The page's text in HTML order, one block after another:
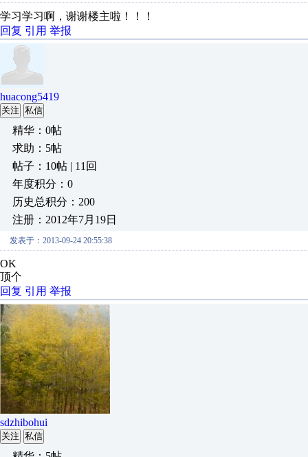
学习学习啊，谢谢楼主啦！！！
回复 引用 举报
huacong5419
关注 私信
精华：0帖
求助：5帖
帖子：10帖 | 11回
年度积分：0
历史总积分：200
注册：2012年7月19日
发表于：2013-09-24 20:55:38
OK
顶个
回复 引用 举报
sdzhibohui
关注 私信